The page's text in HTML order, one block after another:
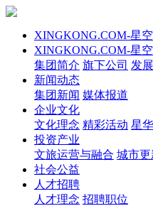
XINGKONG.COM-星
XINGKONG.COM-星
集团简介 旗下公司 发
新闻动态
集团新闻 媒体报道
企业文化
文化理念 精彩活动 星
投资产业
文旅运营与融合 城市
社会公益
人才招聘
人才理念 招聘职位